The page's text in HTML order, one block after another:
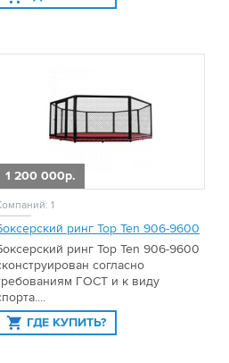
1 200 000р.
1
ринг Top Ten 906-9600
ринг Top Ten 906-9600
согласно
ГОСТ и к виду
ГДЕ КУПИТЬ?